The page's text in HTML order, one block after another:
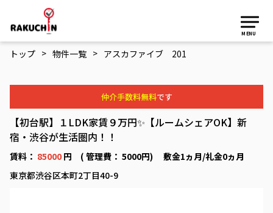
MENU
トップ > 物件一覧 > アスカファイブ 201
仲介手数料無料です
【初台駅】１LDK家賃９万円✨【ルームシェアOK】新
宿・渋谷が生活圏内！！
賃料： 85000 円 ( 管理費： 5000円) 敷金1ヵ月/礼金0ヵ月
東京都渋谷区本町2丁目40-9